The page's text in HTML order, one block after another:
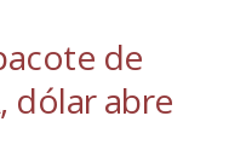
de
dólar abre